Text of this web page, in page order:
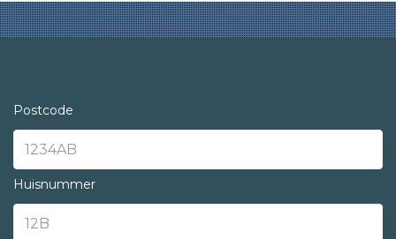
Postcode
Huisnummer